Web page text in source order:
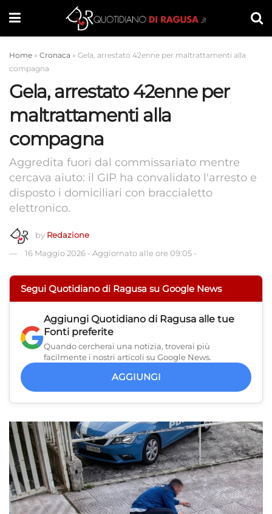
Home » Cronaca » Gela, arrestato 42enne per maltrattamenti alla
compagna
Gela, arrestato 42enne per
maltrattamenti alla
compagna
Aggredita fuori dal commissariato mentre
cercava aiuto: il GIP ha convalidato l'arresto e
disposto i domiciliari con braccialetto
elettronico.
by Redazione
16 Maggio 2026 - Aggiornato alle ore 09:05 -
Segui Quotidiano di Ragusa su Google News
Aggiungi Quotidiano di Ragusa alle tue
Fonti preferite
Quando cercherai una notizia, troverai più
facilmente i nostri articoli su Google News.
AGGIUNGI